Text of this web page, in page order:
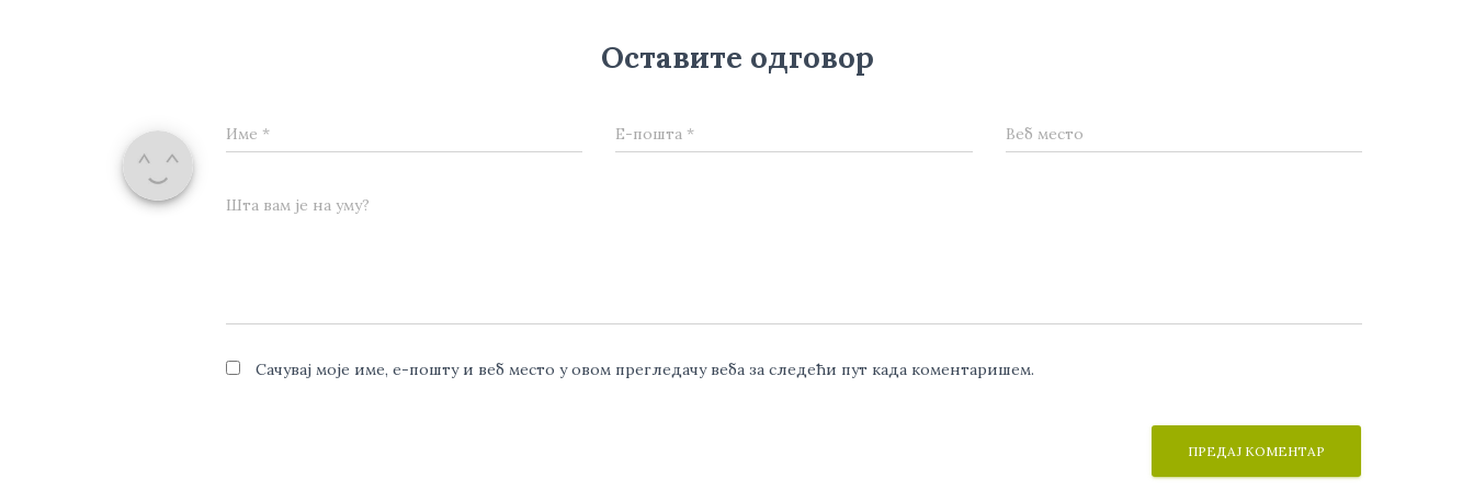
Оставите одговор
Име * Е-пошта * Веб место
Шта вам је на уму?
Сачувај моје име, е-пошту и веб место у овом прегледачу веба за следећи пут када коментаришем.